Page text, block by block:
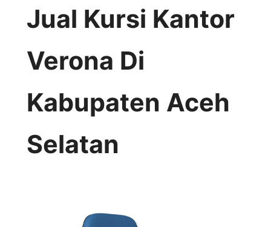
Jual Kursi Kantor
Verona Di
Kabupaten Aceh
Selatan